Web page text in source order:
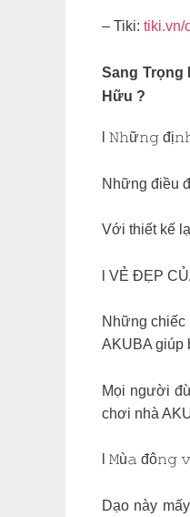
– Tiki: tiki.vn/
Sang Trọng
Hữu ?
l 𝙽𝚑ữ𝚗𝚐
Những điều
Với thiết kế
l VẺ ĐẸP
Những
AKUBA giúp
Mọi người
chơi nhà
l 𝙼ù𝚊 đô𝚗𝚐
Dạo này